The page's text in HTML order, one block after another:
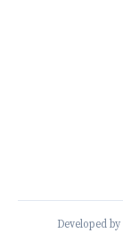
Developed by